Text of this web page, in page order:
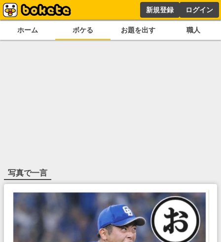
新規登録 ログイン
ホーム ボケる お題を出す 職人
写真で一言